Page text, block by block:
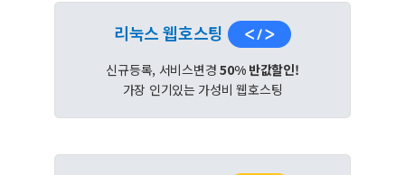
리눅스 웹호스팅
신규등록, 서비스변경50% 반값할인!
가장 인기있는 가성비 웹호스팅